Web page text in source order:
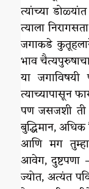
त्यांच्या
त्याला
जगाकडे
भाव
या
त्याच्यापासून
पण जसजशी ती
बुद्धिमान,
आणि मग
आवेग, दुष्टपणा
ज्योत, अत्यंत